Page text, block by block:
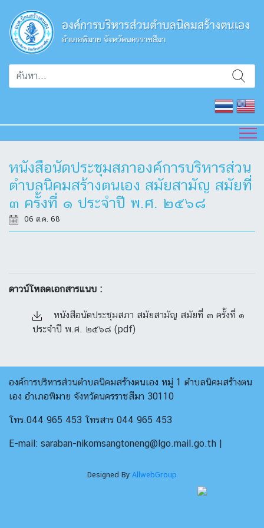
หนังสือนัดประชุมสภาองค์การบริหารส่วน
ตำบลนิคมสร้างตนเอง สมัยสามัญ สมัยที่
๓ ครั้งที่ ๑ ประจำปี พ.ศ. ๒๕๖๘
06 ส.ค. 68
ดาวน์โหลดเอกสารแนบ :
หนังสือนัดประชุมสภา สมัยสามัญ สมัยที่ ๓ ครั้งที่ ๑
ประจำปี พ.ศ. ๒๕๖๘ (pdf)
องค์การบริหารส่วนตำบลนิคมสร้างตนเอง หมู่ 1 ตำบลนิคมสร้างตน
เอง อำเภอพิมาย จังหวัดนครราชสีมา 30110
โทร.044 965 453 โทรสาร 044 965 453
E-mail: saraban-nikomsangtoneng@lgo.mail.go.th |
Designed By AllwebGroup